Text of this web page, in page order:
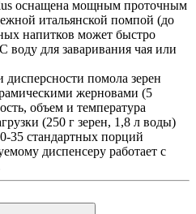
оснащена мощным проточным
итальянской помпой (до
напитков может быстро
воду для заваривания чая или
помола зерен
жерновами (5
объем и температура
(250 г зерен, 1,8 л воды)
35 стандартных порций
диспенсеру работает с